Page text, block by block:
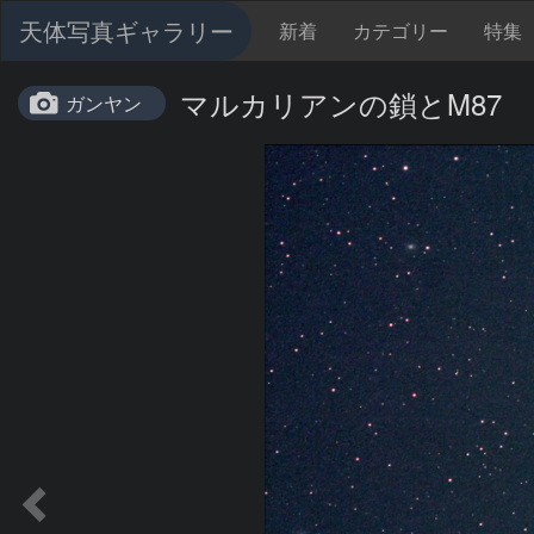
天体写真ギャラリー 新着 カテゴリー 特集
ガンヤン マルカリアンの鎖とM87